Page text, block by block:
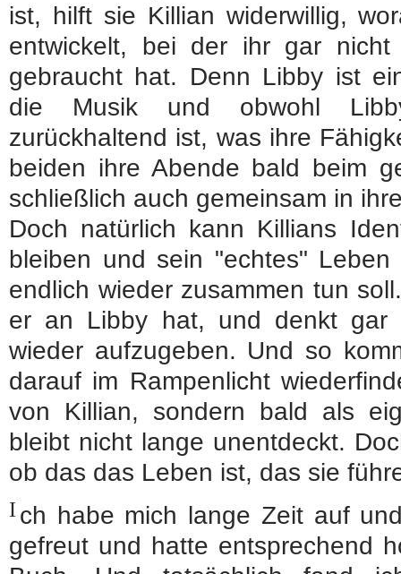
ist, hilft sie Killian widerwillig,
entwickelt, bei der ihr gar
gebraucht hat. Denn Libby ist
die Musik und obwohl
zurückhaltend ist, was ihre
beiden ihre Abende bald beim
schließlich auch gemeinsam in
Doch natürlich kann Killians
bleiben und sein "echtes"
endlich wieder zusammen tun
er an Libby hat, und denkt gar
wieder aufzugeben. Und so
darauf im Rampenlicht
von Killian, sondern bald als
bleibt nicht lange unentdeckt.
ob das das Leben ist, das sie
I ch habe mich lange Zeit auf
gefreut und hatte entsprechend